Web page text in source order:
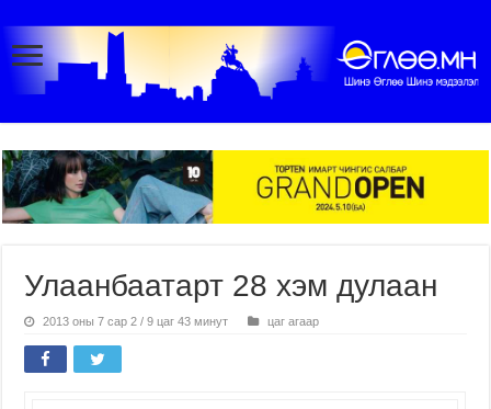
Улаанбаатарт 28 хэм дулаан
2013 оны 7 сар 2 / 9 цаг 43 минут цаг агаар